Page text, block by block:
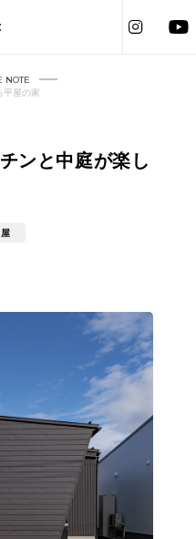
NOTE
平屋の家
ンと中庭が楽し